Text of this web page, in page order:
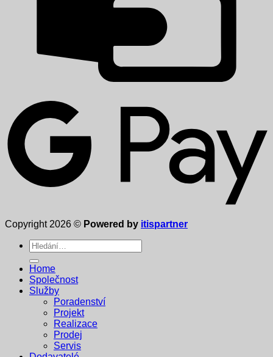
Copyright 2026 © Powered by itispartner
Hledat:
Home
Společnost
Služby
Poradenství
Projekt
Realizace
Prodej
Servis